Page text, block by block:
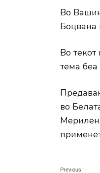
Во
Боцвана
Во
тема
во
Previous: